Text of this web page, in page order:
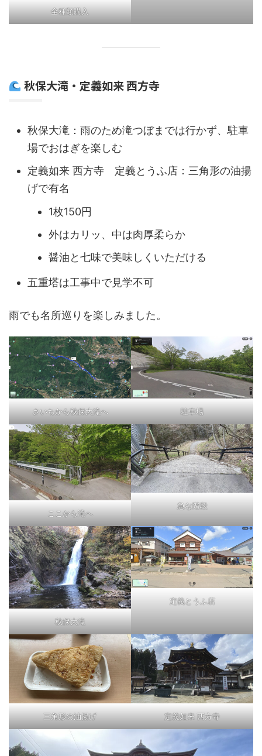
全種類購入
秋保大滝・定義如来 西方寺
秋保大滝：雨のため滝つぼまでは行かず、駐車
場でおはぎを楽しむ
定義如来 西方寺 定義とうふ店：三角形の油揚
げで有名
1枚150円
外はカリッ、中は肉厚柔らか
醤油と七味で美味しくいただける
五重塔は工事中で見学不可
雨でも名所巡りを楽しみました。
さいちから秋保大滝へ 駐車場
ここから滝へ
急な階段
秋保大滝
定義とうふ店
三角形の油揚げ 定義如来 西方寺